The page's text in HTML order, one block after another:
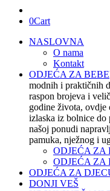
0Cart
NASLOVNA
O nama
Kontakt
ODJEĆA ZA BEBE
modnih i praktičnih
raspon brojeva i
godine života, ovdje
izlaska iz bolnice do
našoj ponudi
pamuka, nježnog i
ODJEĆA ZA
ODJEĆA ZA
ODJEĆA ZA
DONJI VEŠ